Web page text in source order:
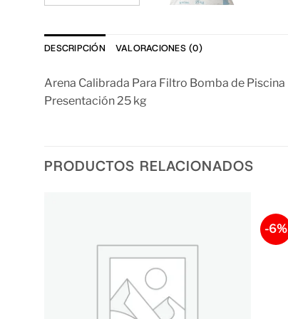
DESCRIPCIÓN VALORACIONES (0)
Arena Calibrada Para Filtro Bomba de Piscina
Presentación 25 kg
PRODUCTOS RELACIONADOS
-6%